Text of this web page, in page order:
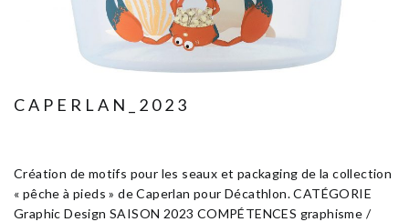
CAPERLAN_2023
Création de motifs pour les seaux et packaging de la collection
« pêche à pieds » de Caperlan pour Décathlon. CATÉGORIE
Graphic Design SAISON 2023 COMPÉTENCES graphisme /